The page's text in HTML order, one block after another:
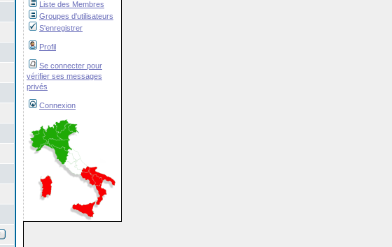
Liste des Membres
Groupes d'utilisateurs
S'enregistrer
Profil
Se connecter pour
vérifier ses messages
privés
Connexion